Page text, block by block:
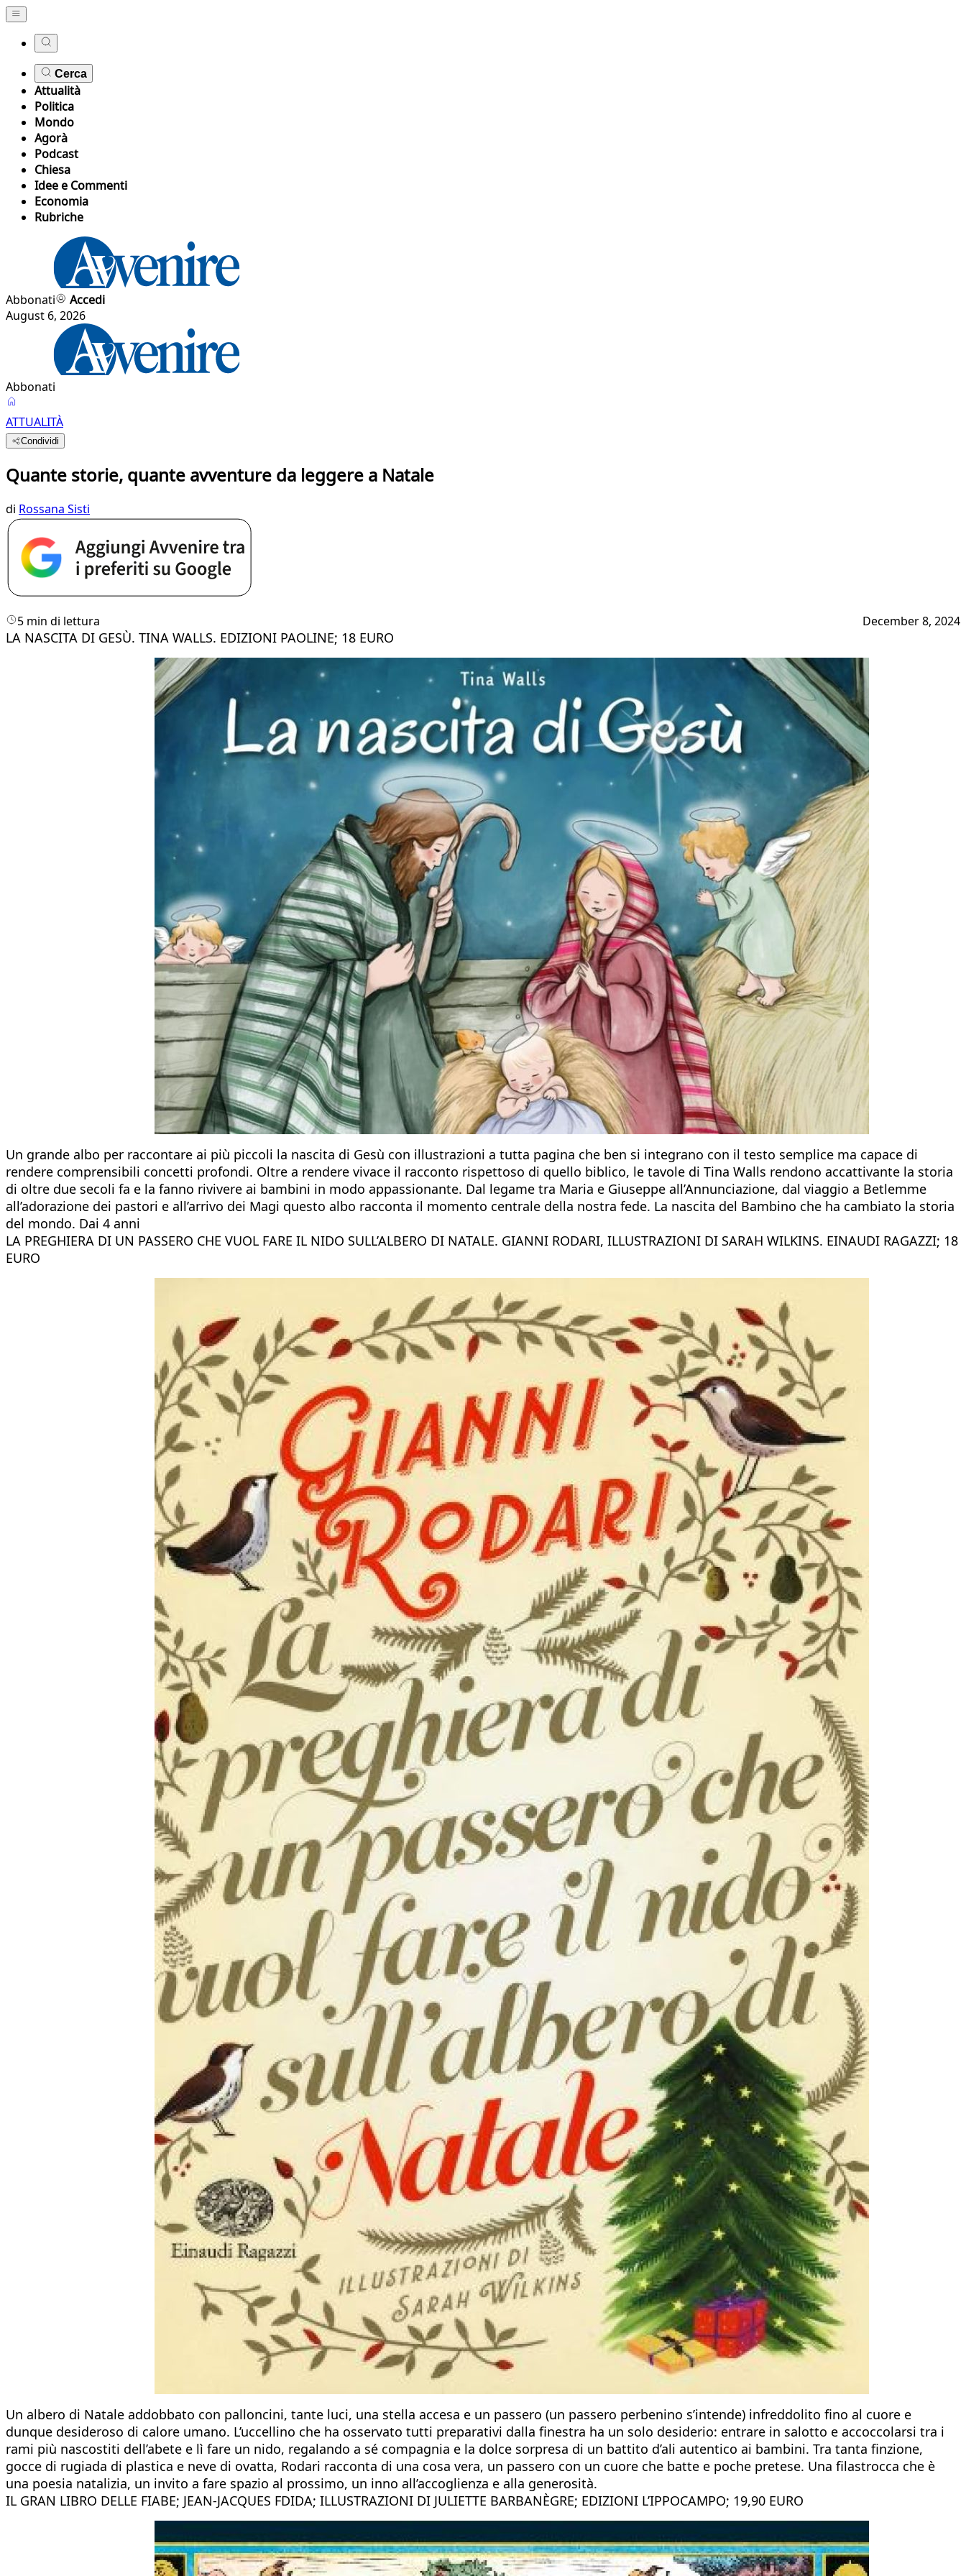
Cerca
Attualità
Politica
Mondo
Agorà
Podcast
Chiesa
Idee e Commenti
Economia
Rubriche
Abbonati
Accedi
August 6, 2026
Abbonati
ATTUALITÀ
Condividi
Quante storie, quante avventure da leggere a Natale
di Rossana Sisti
5 min di lettura December 8, 2024
LA NASCITA DI GESÙ. TINA WALLS. EDIZIONI PAOLINE; 18 EURO
Un grande albo per raccontare ai più piccoli la nascita di Gesù con illustrazioni a tutta pagina che ben si integrano con il testo semplice ma capace di
rendere comprensibili concetti profondi. Oltre a rendere vivace il racconto rispettoso di quello biblico, le tavole di Tina Walls rendono accattivante la storia
di oltre due secoli fa e la fanno rivivere ai bambini in modo appassionante. Dal legame tra Maria e Giuseppe all’Annunciazione, dal viaggio a Betlemme
all’adorazione dei pastori e all’arrivo dei Magi questo albo racconta il momento centrale della nostra fede. La nascita del Bambino che ha cambiato la storia
del mondo. Dai 4 anni
LA PREGHIERA DI UN PASSERO CHE VUOL FARE IL NIDO SULL’ALBERO DI NATALE. GIANNI RODARI, ILLUSTRAZIONI DI SARAH WILKINS. EINAUDI RAGAZZI; 18
EURO
Un albero di Natale addobbato con palloncini, tante luci, una stella accesa e un passero (un passero perbenino s’intende) infreddolito fino al cuore e
dunque desideroso di calore umano. L’uccellino che ha osservato tutti preparativi dalla finestra ha un solo desiderio: entrare in salotto e accoccolarsi tra i
rami più nascostiti dell’abete e lì fare un nido, regalando a sé compagnia e la dolce sorpresa di un battito d’ali autentico ai bambini. Tra tanta finzione,
gocce di rugiada di plastica e neve di ovatta, Rodari racconta di una cosa vera, un passero con un cuore che batte e poche pretese. Una filastrocca che è
una poesia natalizia, un invito a fare spazio al prossimo, un inno all’accoglienza e alla generosità.
IL GRAN LIBRO DELLE FIABE; JEAN-JACQUES FDIDA; ILLUSTRAZIONI DI JULIETTE BARBANÈGRE; EDIZIONI L’IPPOCAMPO; 19,90 EURO